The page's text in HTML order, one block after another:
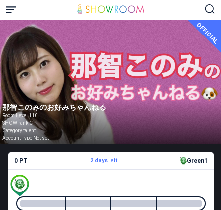
OFFICIAL
那智このみのお好みちゃんねる
Room Level 110
SHOW rank C
Category talent
Account Type Not set
0 PT 2 daysleft Green1